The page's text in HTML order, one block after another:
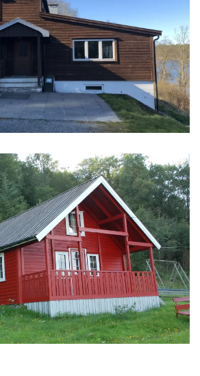
det 2
6 sengeplasser fordelt på
er det 8 senger i 1 etasje fordelt
på 3 rom.